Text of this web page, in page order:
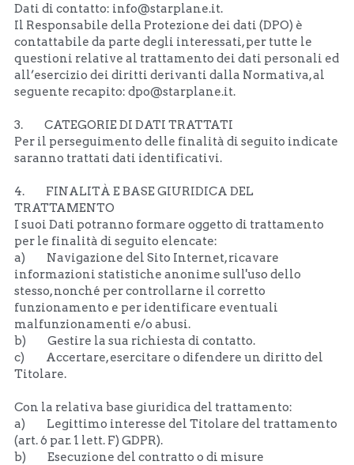
Dati di contatto: info@starplane.it.
Il Responsabile della Protezione dei dati (DPO) è
contattabile da parte degli interessati, per tutte le
questioni relative al trattamento dei dati personali ed
all’esercizio dei diritti derivanti dalla Normativa, al
seguente recapito: dpo@starplane.it.
3.         CATEGORIE DI DATI TRATTATI
Per il perseguimento delle finalità di seguito indicate
saranno trattati dati identificativi.
4.         FINALITÀ E BASE GIURIDICA DEL
TRATTAMENTO
I suoi Dati potranno formare oggetto di trattamento
per le finalità di seguito elencate:
a)         Navigazione del Sito Internet, ricavare
informazioni statistiche anonime sull'uso dello
stesso, nonché per controllarne il corretto
funzionamento e per identificare eventuali
malfunzionamenti e/o abusi.
b)         Gestire la sua richiesta di contatto.
c)         Accertare, esercitare o difendere un diritto del
Titolare.
Con la relativa base giuridica del trattamento:
a)         Legittimo interesse del Titolare del trattamento
(art. 6 par. 1 lett. F) GDPR).
b)         Esecuzione del contratto o di misure